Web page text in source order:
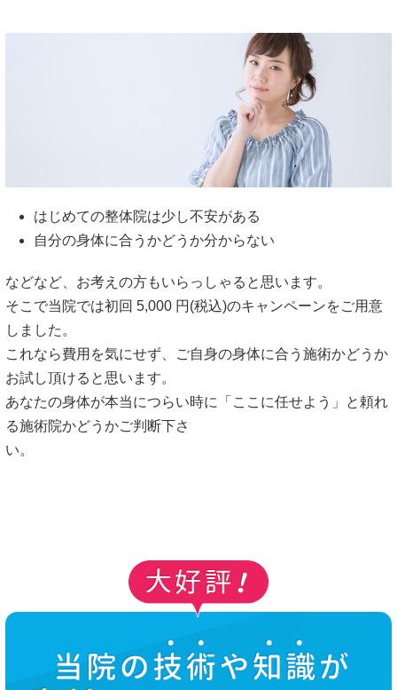
はじめての整体院は少し不安がある
自分の身体に合うかどうか分からない
などなど、お考えの方もいらっしゃると思います。
そこで当院では初回 5,000 円(税込)のキャンペーンをご用意
しました。
これなら費用を気にせず、ご自身の身体に合う施術かどうか
お試し頂けると思います。
あなたの身体が本当につらい時に「ここに任せよう」と頼れ
る施術院かどうかご判断下さ
い。